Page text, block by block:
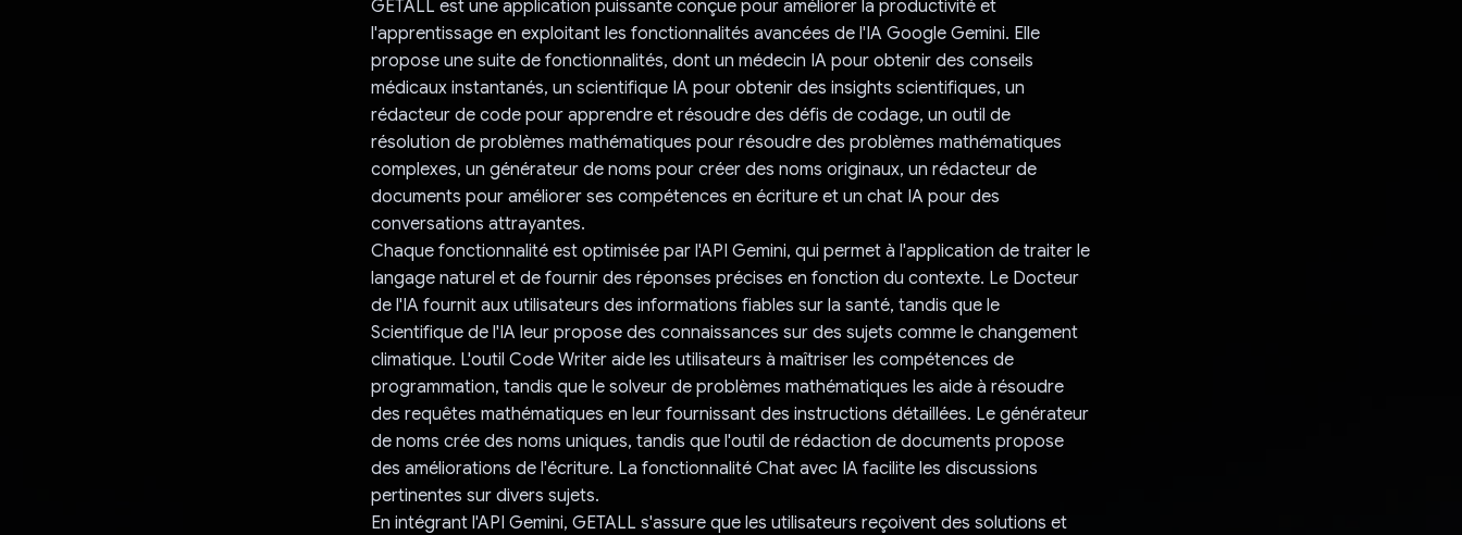
GETALL est une application puissante conçue pour améliorer la productivité et
l'apprentissage en exploitant les fonctionnalités avancées de l'IA Google Gemini. Elle
propose une suite de fonctionnalités, dont un médecin IA pour obtenir des conseils
médicaux instantanés, un scientifique IA pour obtenir des insights scientifiques, un
rédacteur de code pour apprendre et résoudre des défis de codage, un outil de
résolution de problèmes mathématiques pour résoudre des problèmes mathématiques
complexes, un générateur de noms pour créer des noms originaux, un rédacteur de
documents pour améliorer ses compétences en écriture et un chat IA pour des
conversations attrayantes.
Chaque fonctionnalité est optimisée par l'API Gemini, qui permet à l'application de traiter le
langage naturel et de fournir des réponses précises en fonction du contexte. Le Docteur
de l'IA fournit aux utilisateurs des informations fiables sur la santé, tandis que le
Scientifique de l'IA leur propose des connaissances sur des sujets comme le changement
climatique. L'outil Code Writer aide les utilisateurs à maîtriser les compétences de
programmation, tandis que le solveur de problèmes mathématiques les aide à résoudre
des requêtes mathématiques en leur fournissant des instructions détaillées. Le générateur
de noms crée des noms uniques, tandis que l'outil de rédaction de documents propose
des améliorations de l'écriture. La fonctionnalité Chat avec IA facilite les discussions
pertinentes sur divers sujets.
En intégrant l'API Gemini, GETALL s'assure que les utilisateurs reçoivent des solutions et